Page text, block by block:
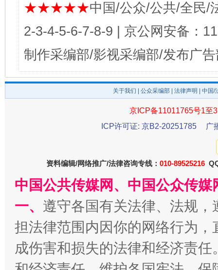
★★★★★中国/公众/公共/全民/
2-3-4-5-6-7-8-9 | 京公网安备：
制作采编部/影视采编部/发布广
关于我们 公众采编部 法律声明 | 中国
京ICP备11011765号1至
ICP许可证: 京B2-20251785
广
资料编辑/网络推广/法律咨询专线： 010-89525216
中国公共传媒网、中国公众传
一、 遵守各国有关法律、法规
担法律范围内因你的网络行为
成伤害和损失的法律和经济责